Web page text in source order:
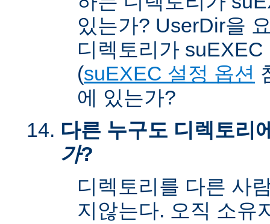
있는가? UserDir을
디렉토리가
(suEXEC 설정 옵션
에 있는가?
다른 누구도 디렉토리
가?
디렉토리를 다른 사
지않는다. 오직 소유